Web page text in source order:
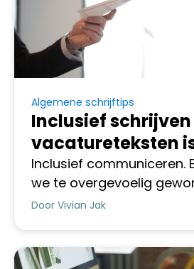
Algemene schrijftips
Inclusief schrijven
vacatureteksten
iedereen
Inclusief communiceren.
we te overgevoelig
hélémaal niets meer?
Lees over de betekenis
Door Vivian Jak